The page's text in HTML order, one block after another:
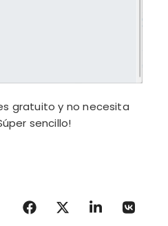
gratuito y no necesita
sencillo!